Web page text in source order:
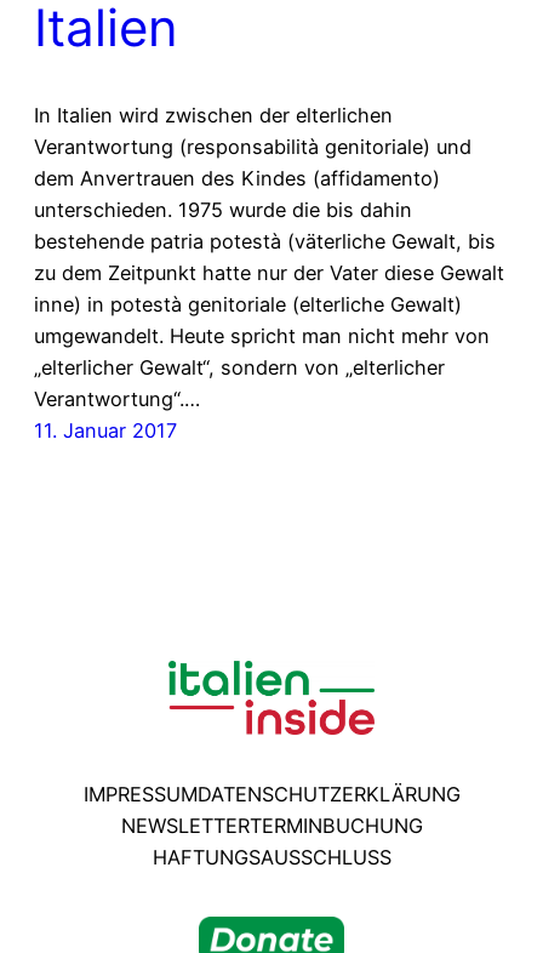
Italien
In Italien wird zwischen der elterlichen
Verantwortung (responsabilità genitoriale) und
dem Anvertrauen des Kindes (affidamento)
unterschieden. 1975 wurde die bis dahin
bestehende patria potestà (väterliche Gewalt, bis
zu dem Zeitpunkt hatte nur der Vater diese Gewalt
inne) in potestà genitoriale (elterliche Gewalt)
umgewandelt. Heute spricht man nicht mehr von
„elterlicher Gewalt“, sondern von „elterlicher
Verantwortung“.…
11. Januar 2017
IMPRESSUMDATENSCHUTZERKLÄRUNG
NEWSLETTERTERMINBUCHUNG
HAFTUNGSAUSSCHLUSS